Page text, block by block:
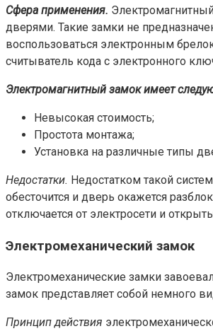
Сфера применения.
дверями. Такие замки не
воспользоваться электронным
считыватель кода с электронного
Электромагнитный замок имеет
Невысокая стоимость;
Простота монтажа;
Установка на различные типы
Недостатки. Недостатком такой
обесточится и дверь окажется
отключается от электросети и
Электромеханический замок
Электромеханические замки
замок представляет собой немного
Принцип действия